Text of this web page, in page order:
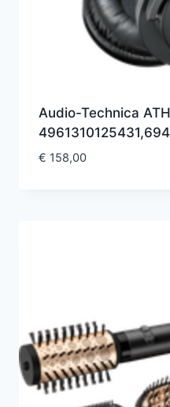
Audio-Technica
€ 158,00